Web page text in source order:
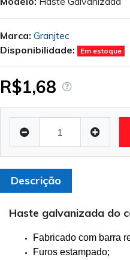
Descrição
Haste galvanizada do
Fabricado com barra
Furos estampado;
Marca: Granjtec
Disponibilidade:
Em estoque
R$1,68